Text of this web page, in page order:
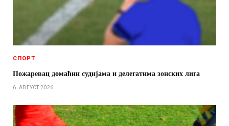
СПОРТ
Пожаревац домаћин судијама и делегатима зонских лига
6. АВГУСТ 2026.